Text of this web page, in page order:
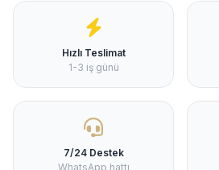
Hızlı Teslimat
1-3 iş günü
7/24 Destek
WhatsApp hattı